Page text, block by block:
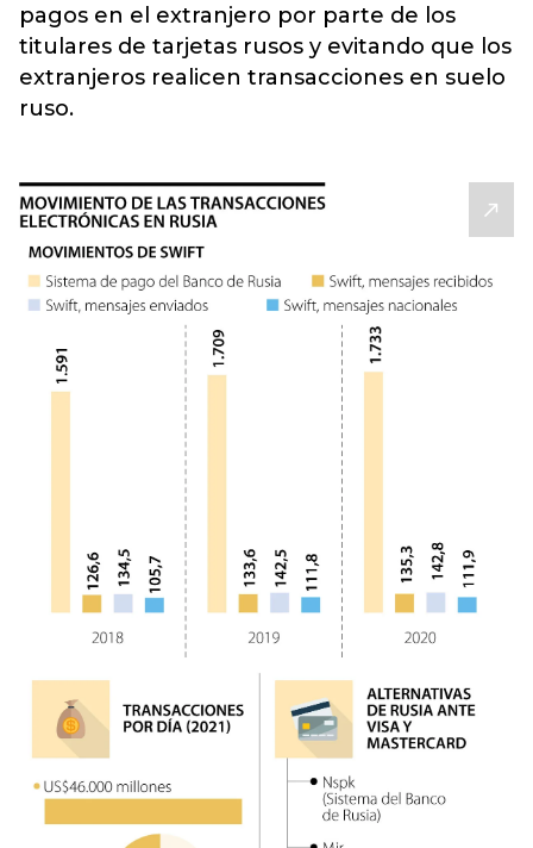
pagos en el extranjero por parte de los
titulares de tarjetas rusos y evitando que los
extranjeros realicen transacciones en suelo
ruso.